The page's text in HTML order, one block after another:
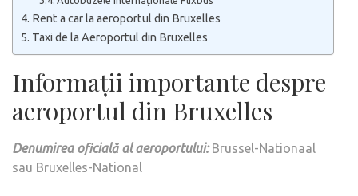
Rent a car la aeroportul din Bruxelles
Taxi de la Aeroportul din Bruxelles
Informații importante despre
aeroportul din Bruxelles
Denumirea oficială al aeroportului:Brussel-Nationaal
sau Bruxelles-National